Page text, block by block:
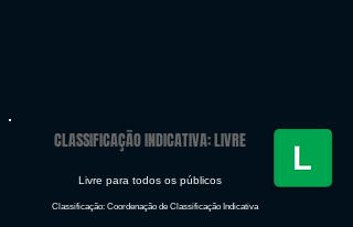
CLASSIFICAÇÃO INDICATIVA: LIVRE
Livre para todos os públicos
Classificação: Coordenação de Classificação Indicativa